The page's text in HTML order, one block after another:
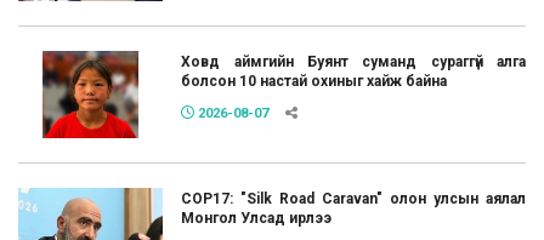
Ховд аймгийн Буянт суманд сураггүй алга
болсон 10 настай охиныг хайж байна
2026-08-07
COP17: "Silk Road Caravan" олон улсын аялал
Монгол Улсад ирлээ